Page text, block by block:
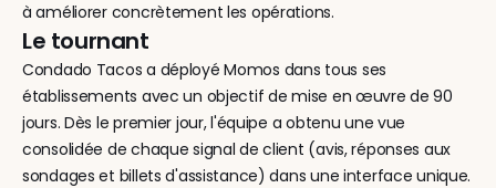
à améliorer concrètement les opérations.
Le tournant
Condado Tacos a déployé Momos dans tous ses
établissements avec un objectif de mise en œuvre de 90
jours. Dès le premier jour, l'équipe a obtenu une vue
consolidée de chaque signal de client (avis, réponses aux
sondages et billets d'assistance) dans une interface unique.